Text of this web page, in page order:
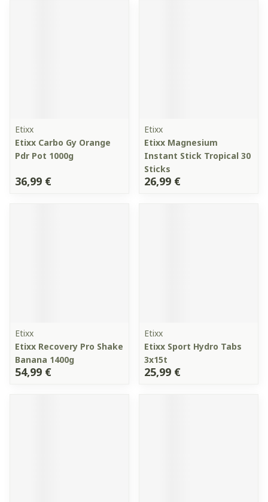
Etixx
Etixx Carbo Gy Orange
Pdr Pot 1000g
36,99 €
Etixx
Etixx Magnesium
Instant Stick Tropical 30
Sticks
26,99 €
Etixx
Etixx Recovery Pro Shake
Banana 1400g
54,99 €
Etixx
Etixx Sport Hydro Tabs
3x15t
25,99 €